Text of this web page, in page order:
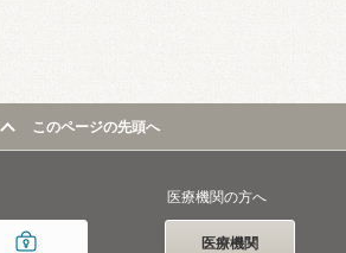
このページの先頭へ
医療機関の方へ
医療機関